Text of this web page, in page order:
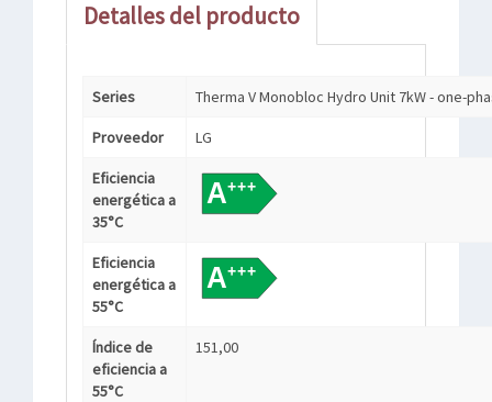
Detalles del producto
Series Therma V Monobloc Hydro Unit 7kW - one-
Proveedor LG
Eficiencia
energética a
35°C
Eficiencia
energética a
55°C
Índice de
eficiencia a
55°C
151,00